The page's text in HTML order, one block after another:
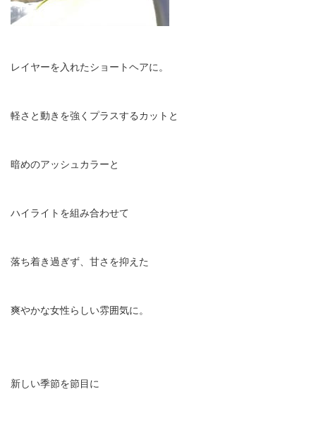
レイヤーを入れたショートヘアに。
軽さと動きを強くプラスするカットと
暗めのアッシュカラーと
ハイライトを組み合わせて
落ち着き過ぎず、甘さを抑えた
爽やかな女性らしい雰囲気に。
新しい季節を節目に